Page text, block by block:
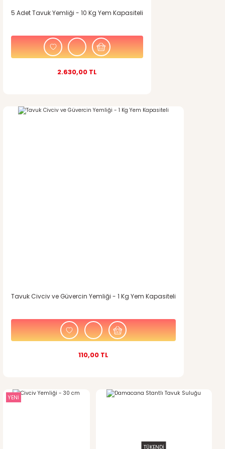
5 Adet Tavuk Yemliği - 10 Kg Yem Kapasiteli
2.630,00 TL
Tavuk Civciv ve Güvercin Yemliği - 1 Kg Yem Kapasiteli
110,00 TL
YENİ
TÜKENDİ